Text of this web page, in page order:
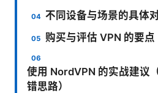
不同设备与场景的具体
购买与评估 VPN 的要点
使用 NordVPN 的实战建议
错思路）